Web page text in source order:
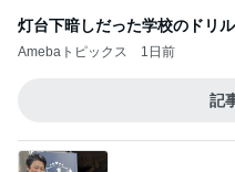
灯台下暗しだった学校のドリル
Amebaトピックス 1日前
記